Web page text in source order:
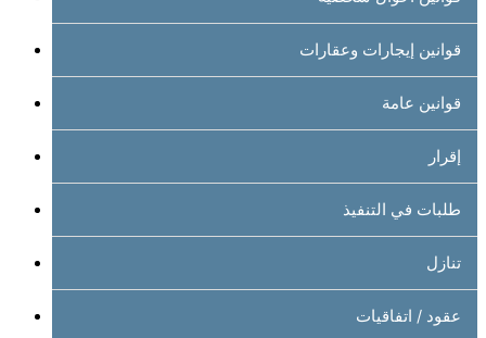
قوانين إيجارات وعقارات
قوانين عامة
إقرار
طلبات في التنفيذ
تنازل
عقود / اتفاقيات